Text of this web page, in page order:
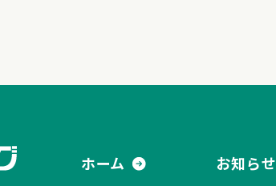
株式会社 都ハウジング
ホーム お知らせ